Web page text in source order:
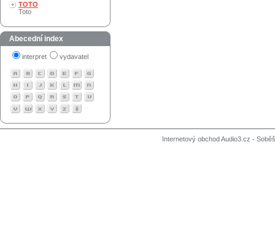
TOTO
Toto
Abecední index
interpret vydavatel
Internetový obchod Audio3.cz -